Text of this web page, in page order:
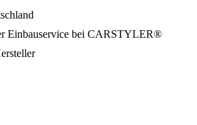
Einbauservice bei CARSTYLER®